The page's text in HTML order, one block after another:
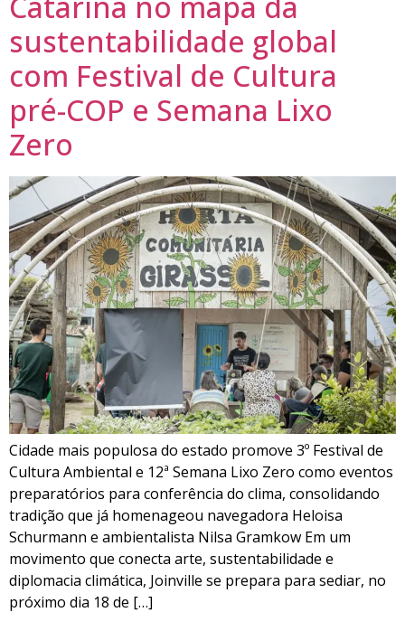
sustentabilidade global
com Festival de Cultura
pré-COP e Semana Lixo
Zero
Cidade mais populosa do estado promove 3º Festival de
Cultura Ambiental e 12ª Semana Lixo Zero como eventos
preparatórios para conferência do clima, consolidando
tradição que já homenageou navegadora Heloisa
Schurmann e ambientalista Nilsa Gramkow Em um
movimento que conecta arte, sustentabilidade e
diplomacia climática, Joinville se prepara para sediar, no
próximo dia 18 de […]